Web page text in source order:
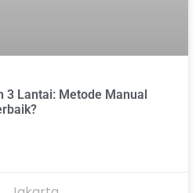
3 Lantai: Metode Manual